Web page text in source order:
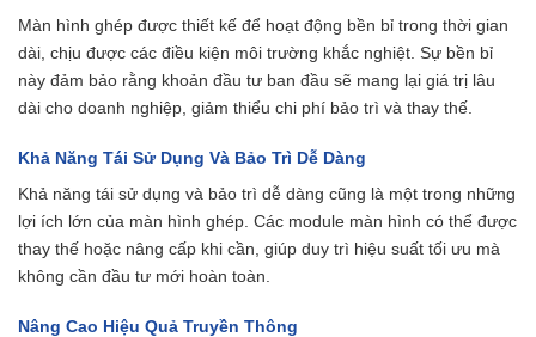
Màn hình ghép được thiết kế để hoạt động bền bỉ trong thời gian
dài, chịu được các điều kiện môi trường khắc nghiệt. Sự bền bỉ
này đảm bảo rằng khoản đầu tư ban đầu sẽ mang lại giá trị lâu
dài cho doanh nghiệp, giảm thiểu chi phí bảo trì và thay thế.
Khả Năng Tái Sử Dụng Và Bảo Trì Dễ Dàng
Khả năng tái sử dụng và bảo trì dễ dàng cũng là một trong những
lợi ích lớn của màn hình ghép. Các module màn hình có thể được
thay thế hoặc nâng cấp khi cần, giúp duy trì hiệu suất tối ưu mà
không cần đầu tư mới hoàn toàn.
Nâng Cao Hiệu Quả Truyền Thông